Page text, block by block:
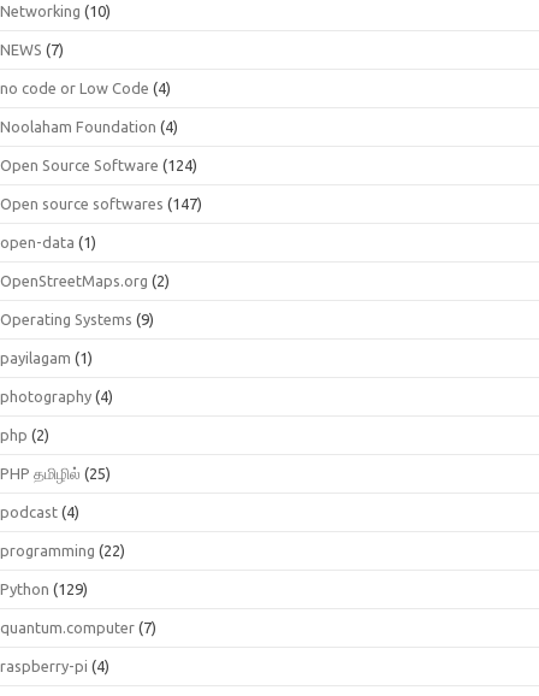
Networking (10)
NEWS (7)
no code or Low Code (4)
Noolaham Foundation (4)
Open Source Software (124)
Open source softwares (147)
open-data (1)
OpenStreetMaps.org (2)
Operating Systems (9)
payilagam (1)
photography (4)
php (2)
PHP தமிழில் (25)
podcast (4)
programming (22)
Python (129)
quantum.computer (7)
raspberry-pi (4)